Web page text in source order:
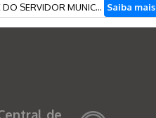
DO SERVIDOR MUNIC... Saiba mais
de